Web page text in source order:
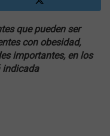
que pueden ser
con obesidad,
importantes, en los
indicada